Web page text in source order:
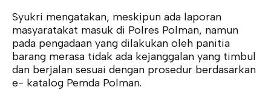
Syukri mengatakan, meskipun ada laporan
masyaratakat masuk di Polres Polman, namun
pada pengadaan yang dilakukan oleh panitia
barang merasa tidak ada kejanggalan yang timbul
dan berjalan sesuai dengan prosedur berdasarkan
e- katalog Pemda Polman.